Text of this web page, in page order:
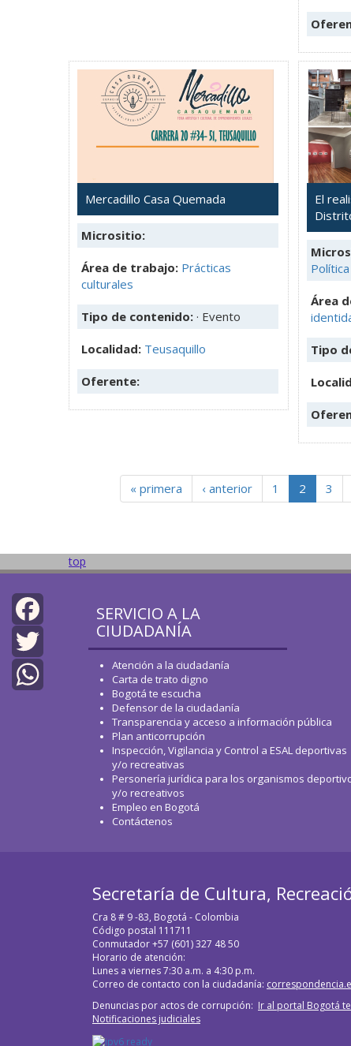
Mercadillo Casa Quemada
Micrositio:
Área de trabajo: Prácticas
culturales
Tipo de contenido: · Evento
Localidad: Teusaquillo
Oferente:
El
Política
Área
Tipo
« primera ‹ anterior 1 2 3
Facebook
Twitter
top
SERVICIO A LA
CIUDADANÍA
Atención a la ciudadanía
Carta de trato digno
Bogotá te escucha
Defensor de la ciudadanía
Transparencia y acceso a información pública
Plan anticorrupción
Inspección, Vigilancia y Control a ESAL deportivas
y/o recreativas
Personería jurídica para los organismos
y/o recreativos
Empleo en Bogotá
Contáctenos
Secretaría de Cultura,
Cra 8 # 9 -83, Bogotá - Colombia
Código postal 111711
Conmutador +57 (601) 327 48 50
Horario de atención:
Lunes a viernes 7:30 a.m. a 4:30 p.m.
Correo de contacto con la ciudadanía:
Denuncias por actos de corrupción: Ir al portal Bogotá te
Notificaciones judiciales